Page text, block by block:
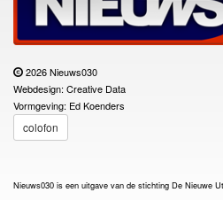
2026 Nieuws030
Webdesign: Creative Data
Vormgeving: Ed Koenders
colofon
Nieuws030 is een uitgave van de stichting De Nieuwe